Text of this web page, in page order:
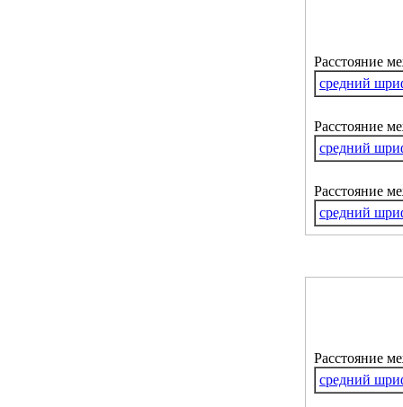
Расстояние
средний
Расстояние
средний
Расстояние
средний
Расстояние
средний